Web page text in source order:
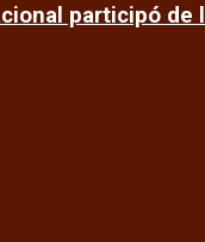
participó de